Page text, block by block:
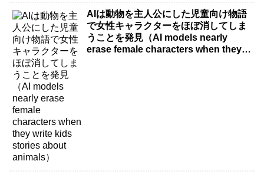
AIは動物を主人公にした児童向け物語
で女性キャラクターをほぼ消してしま
うことを発見（AI models nearly
erase female characters when they